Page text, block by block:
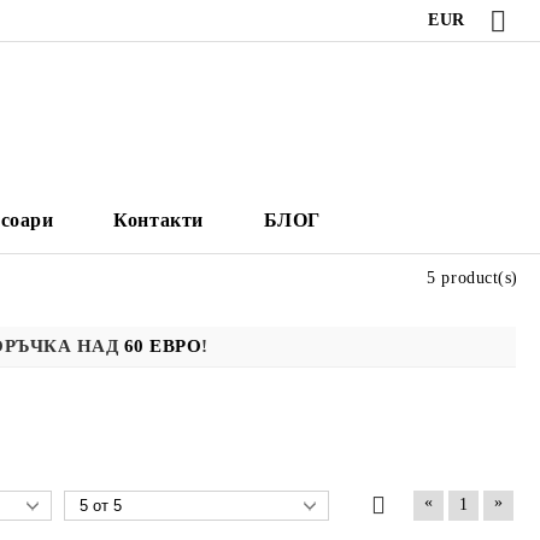
EUR
Контакти БЛОГ
НАД 60 ЕВРО!
5 product(s)
« 1 »